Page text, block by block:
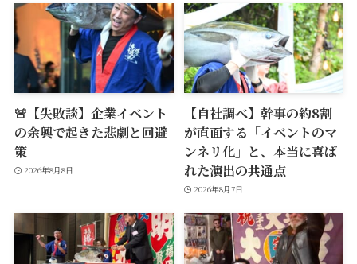
🚨【失敗談】企業イベント
の余興で起きた悲劇と回避
策
2026年8月8日
【自社調べ】幹事の約8割
が直面する「イベントのマ
ンネリ化」と、本当に喜ば
れた演出の共通点
2026年8月7日